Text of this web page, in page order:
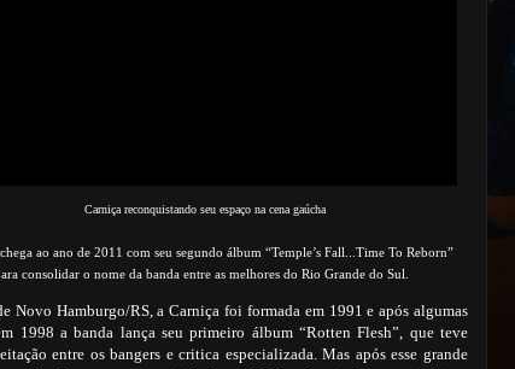
Carniça reconquistando seu espaço na cena gaúcha
ao ano de 2011 com seu segundo álbum “Temple’s Fall...Time To Reborn”
consolidar o nome da banda entre as melhores do Rio Grande do Sul.
Novo Hamburgo/RS, a Carniça foi formada em 1991 e após algumas
1998 a banda lança seu primeiro álbum “Rotten Flesh”, que teve
entre os bangers e critica especializada. Mas após esse grande